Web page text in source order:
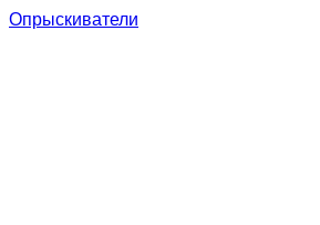
Опрыскиватели